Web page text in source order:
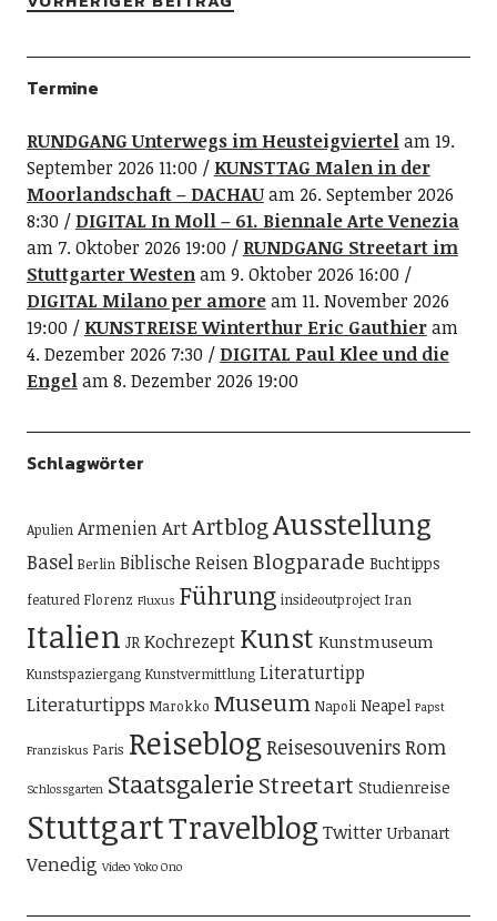
Termine
RUNDGANG Unterwegs im Heusteigviertelam 19.
September 2026 11:00
KUNSTTAG Malen in der
Moorlandschaft – DACHAUam 26. September 2026
8:30
DIGITAL In Moll – 61. Biennale Arte Venezia
am 7. Oktober 2026 19:00
RUNDGANG Streetart im
Stuttgarter Westenam 9. Oktober 2026 16:00
DIGITAL Milano per amoream 11. November 2026
19:00
KUNSTREISE Winterthur Eric Gauthieram
4. Dezember 2026 7:30
DIGITAL Paul Klee und die
Engelam 8. Dezember 2026 19:00
Schlagwörter
Apulien ArmenienArtArtblogAusstellung
Basel Berlin Biblische ReisenBlogparade Buchtipps
featured Florenz Fluxus Führung insideoutproject Iran
Italien JR Kochrezept Kunst Kunstmuseum
Kunstspaziergang Kunstvermittlung Literaturtipp
Literaturtipps Marokko Museum Napoli Neapel Papst
Franziskus Paris Reiseblog ReisesouvenirsRom
Schlossgarten Staatsgalerie Streetart Studienreise
StuttgartTravelblog Twitter Urbanart
Venedig Video Yoko Ono